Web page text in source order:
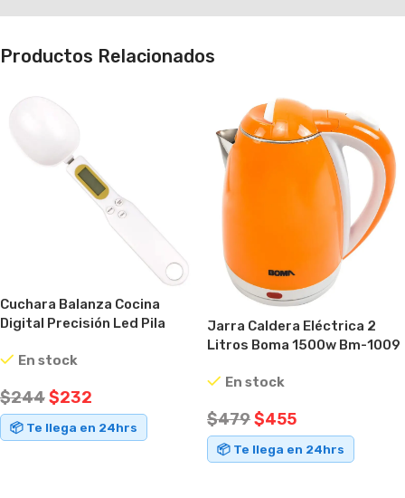
Productos Relacionados
Cuchara Balanza Cocina
Digital Precisión Led Pila
En stock
$244$232
📦 Te llega en 24hrs
Jarra Caldera Eléctrica 2
Litros Boma 1500w Bm-1009
En stock
$479$455
📦 Te llega en 24hrs